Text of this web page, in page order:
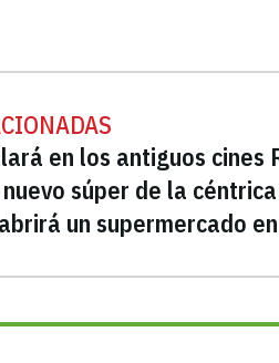
en los antiguos cines
súper de la
un supermercado